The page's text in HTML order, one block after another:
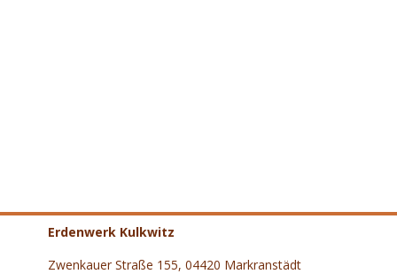
Erdenwerk Kulkwitz
Zwenkauer Straße 155, 04420 Markranstädt